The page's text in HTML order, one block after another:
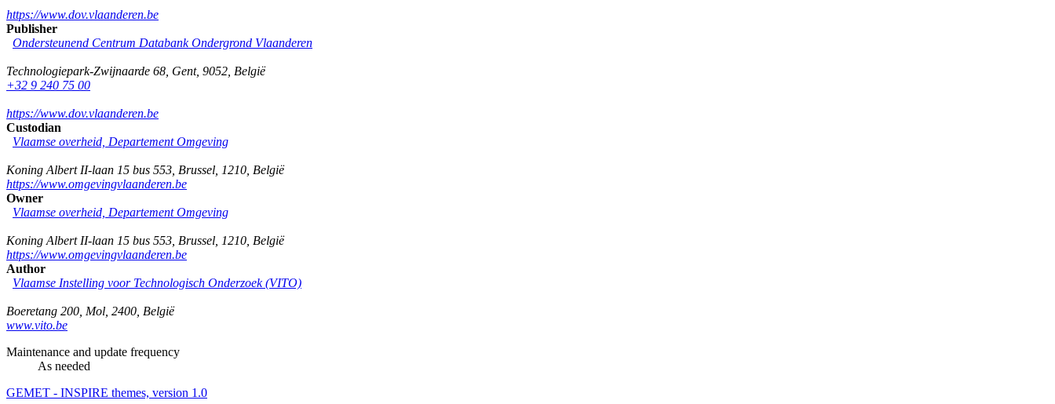
https://www.dov.vlaanderen.be
Publisher
Ondersteunend Centrum Databank Ondergrond Vlaanderen
Technologiepark-Zwijnaarde 68 Gent, 9052 België
+32 9 240 75 00
https://www.dov.vlaanderen.be
Custodian
Vlaamse overheid, Departement Omgeving
Koning Albert II-laan 15 bus 553 Brussel 1210 België
https://www.omgevingvlaanderen.be
Owner
Vlaamse overheid, Departement Omgeving
Koning Albert II-laan 15 bus 553 Brussel 1210 België
https://www.omgevingvlaanderen.be
Author
Vlaamse Instelling voor Technologisch Onderzoek (VITO)
Boeretang 200 Mol 2400 België
www.vito.be
Maintenance and update frequency
As needed
GEMET - INSPIRE themes, version 1.0